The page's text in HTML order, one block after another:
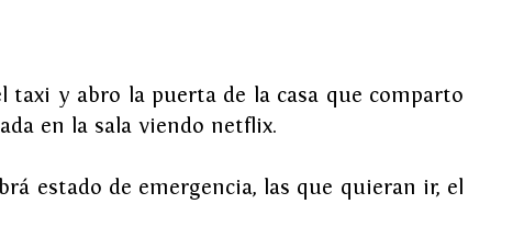
taxi y abro la puerta de la casa que comparto
en la sala viendo netflix.
estado de emergencia, las que quieran ir, el